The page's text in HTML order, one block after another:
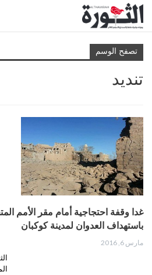
تصفح الوسم
تنديد
غدا وقفة احتجاجية أمام مقر الأمم
باستهداف العدوان لمدينة كوكبان
مارس 6, 2016